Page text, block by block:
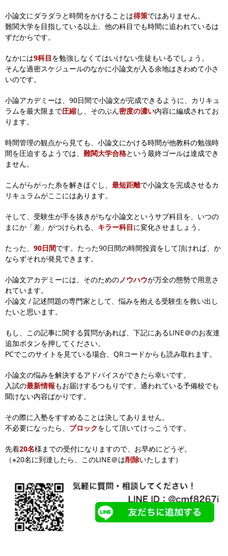
小論文にダラダラと時間をかけることは得策ではありません。
難関大学を目指している以上、他の科目でも時間に追われているは
ずだからです。
なかには9科目を勉強しなくてはいけない生徒もいるでしょう。
そんな過密スケジュールのなかに小論文が入る余地はきわめて小さ
いのです。
小論アカデミーは、90日間で小論文が完成できるように、 カリキュ
ラムを最大限まで圧縮し、そのぶん密度の濃い内容に編成されてお
ります。
時間管理の観点から見ても、小論文にかける時間が他教科の勉強時
間を圧迫するようでは、 難関大学合格という最終ゴールは達成でき
ません。
こんがらがった糸を解きほぐし、 最短距離で小論文を完成させるカ
リキュラムがここにはあります。
そして、受験生が手を抜きがちな小論文というサブ科目を、 いつの
まにか「差」がつけられる、 キラー科目に変化させましょう。
たった、 90日間です。たった90日間の時間投資をして頂ければ、 か
ならずそれが発見できます。
小論文アカデミーには、そのためのノウハウが万全の態勢で用意さ
れています。
小論文 / 記述問題の専門家として、悩みを抱える受験生を救い出し
たいと思います。
もし、この記事に関する質問があれば、下記にあるLINE＠のお友達
追加ボタンを押してください。
PCでこのサイトを見ている場合、QRコードからも読み取れます。
小論文の悩みを解決するアドバイスができたら幸いです。
入試の最新情報もお届けするつもりです。通われている予備校でも
聞けない内容ばかりです。
その際に入塾をすすめることは決してありません。
不必要になったら、 ブロックをして頂いてけっこうです。
先着20名様までの受付になりますので、お早めにどうぞ。
（※20名に到達したら、このLINE＠は削除いたします）